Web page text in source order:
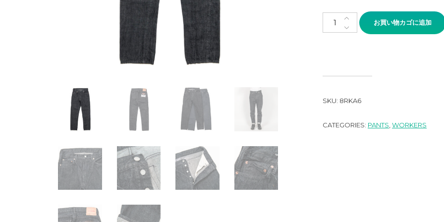
WORKERS Lot 802 Slim
お買い物カゴに追加
SKU: 8RKA6
CATEGORIES: PANTS WORKERS